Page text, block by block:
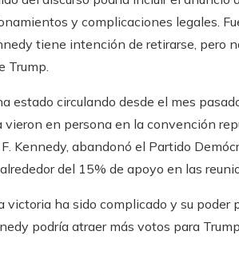
y complicaciones legales.
tiene intención de retirarse, pero
Trump.
estado circulando desde el mes
en persona en la convención
Kennedy, abandonó el Partido
del 15% de apoyo en las
victoria ha sido complicado y su poder
podría atraer más votos para